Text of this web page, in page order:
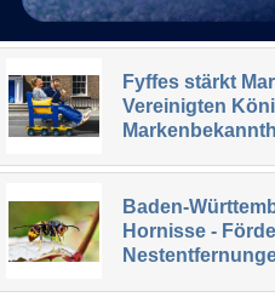
Fyffes stärkt
Vereinigten
Baden-
Hornisse -